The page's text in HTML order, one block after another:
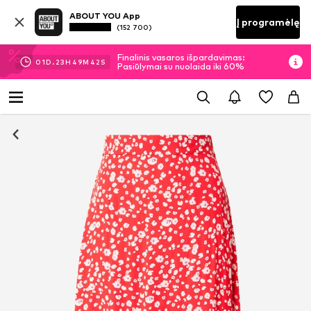
ABOUT YOU App
(152 700) Į programėlę
01D. 23H 49M 42 S
Finalinis vasaros išpardavimas:
Pasiūlymai su nuolaida iki 60%